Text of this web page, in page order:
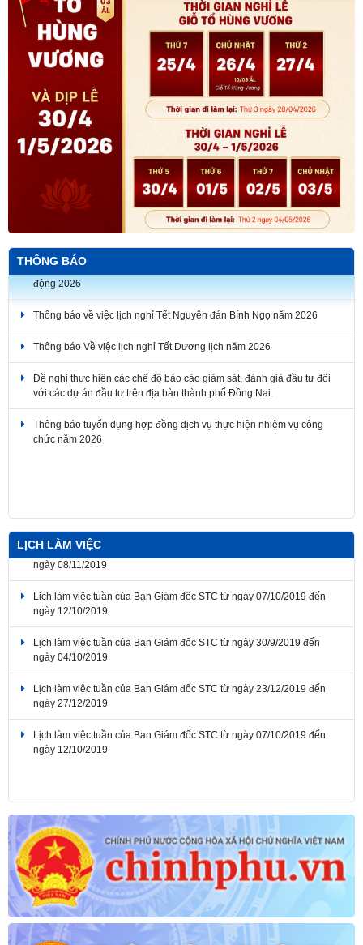
THÔNG BÁO
Thông báo về việc lịch nghỉ Tết Nguyên đán Bính Ngọ năm 2026
Thông báo Về việc lịch nghỉ Tết Dương lịch năm 2026
Đề nghị thực hiện các chế độ báo cáo giám sát, đánh giá đầu tư đối
với các dự án đầu tư trên địa bàn thành phố Đồng Nai.
Thông báo tuyển dụng hợp đồng dịch vụ thực hiện nhiệm vụ công
chức năm 2026
Thông báo về thời gian nghỉ lễ Giỗ Tổ Hùng Vương, Ngày Chiến
LỊCH LÀM VIỆC
Lịch làm việc tuần của Ban Giám đốc STC từ ngày 07/10/2019 đến
ngày 12/10/2019
Lịch làm việc tuần của Ban Giám đốc STC từ ngày 30/9/2019 đến
ngày 04/10/2019
Lịch làm việc tuần của Ban Giám đốc STC từ ngày 23/12/2019 đến
ngày 27/12/2019
Lịch làm việc tuần của Ban Giám đốc STC từ ngày 07/10/2019 đến
ngày 12/10/2019
Lịch làm việc tuần của Ban Giám đốc STC từ ngày 04/11/2019 đến